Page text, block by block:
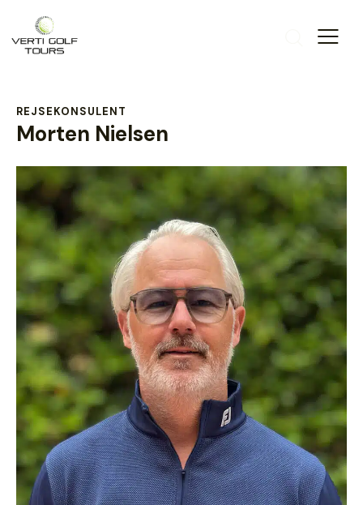
REJSEKONSULENT
Morten Nielsen